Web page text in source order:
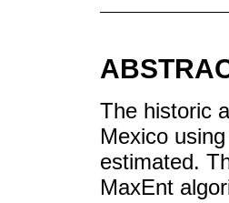
The historic
Mexico
estimated.
MaxEnt